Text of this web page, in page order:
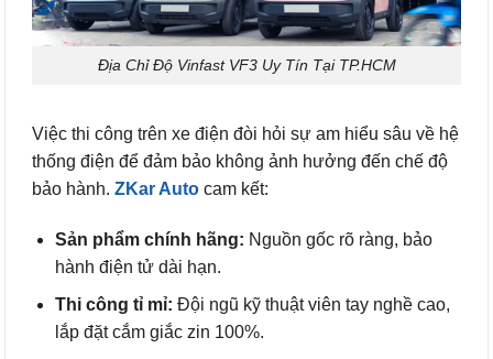
Địa Chỉ Độ Vinfast VF3 Uy Tín Tại TP.HCM
Việc thi công trên xe điện đòi hỏi sự am hiểu sâu về hệ
thống điện để đảm bảo không ảnh hưởng đến chế độ
bảo hành. ZKar Auto cam kết:
Sản phẩm chính hãng: Nguồn gốc rõ ràng, bảo
hành điện tử dài hạn.
Thi công tỉ mỉ: Đội ngũ kỹ thuật viên tay nghề cao,
lắp đặt cắm giắc zin 100%.